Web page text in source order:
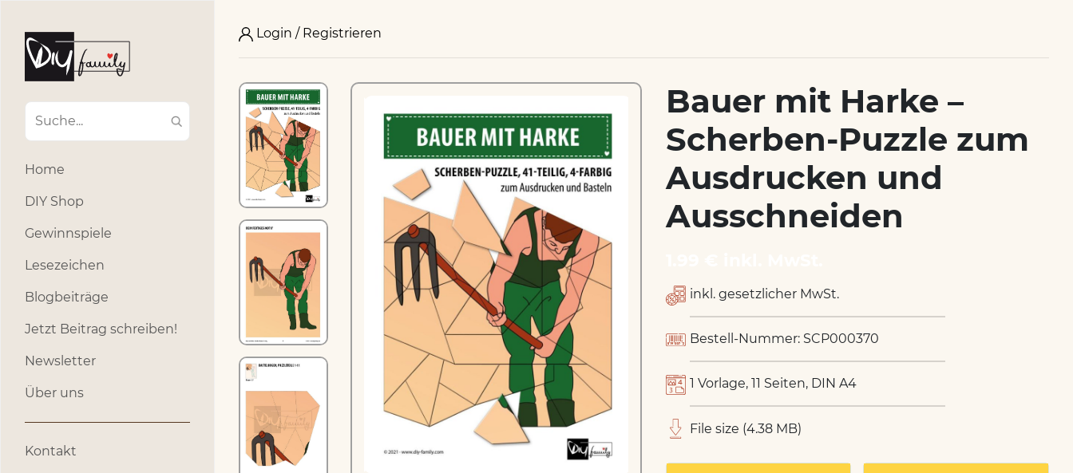
Home
DIY Shop
Gewinnspiele
Lesezeichen
Blogbeiträge
Jetzt Beitrag schreiben!
Newsletter
Über uns
Kontakt
Login / Registrieren
Bauer mit Harke –
Scherben-Puzzle zum
Ausdrucken und
Ausschneiden
inkl. gesetzlicher MwSt.
Bestell-Nummer: SCP000370
1 Vorlage, 11 Seiten, DIN A4
File size (4.38 MB)